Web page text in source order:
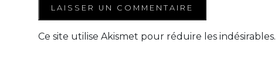
Ce site utilise Akismet pour réduire les indésirables.